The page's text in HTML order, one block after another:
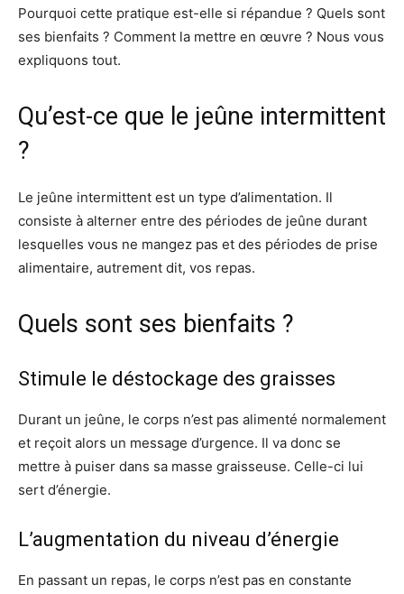
Pourquoi cette pratique est-elle si répandue ? Quels sont
ses bienfaits ? Comment la mettre en œuvre ? Nous vous
expliquons tout.
Qu’est-ce que le jeûne intermittent
?
Le jeûne intermittent est un type d’alimentation. Il
consiste à alterner entre des périodes de jeûne durant
lesquelles vous ne mangez pas et des périodes de prise
alimentaire, autrement dit, vos repas.
Quels sont ses bienfaits ?
Stimule le déstockage des graisses
Durant un jeûne, le corps n’est pas alimenté normalement
et reçoit alors un message d’urgence. Il va donc se
mettre à puiser dans sa masse graisseuse. Celle-ci lui
sert d’énergie.
L’augmentation du niveau d’énergie
En passant un repas, le corps n’est pas en constante